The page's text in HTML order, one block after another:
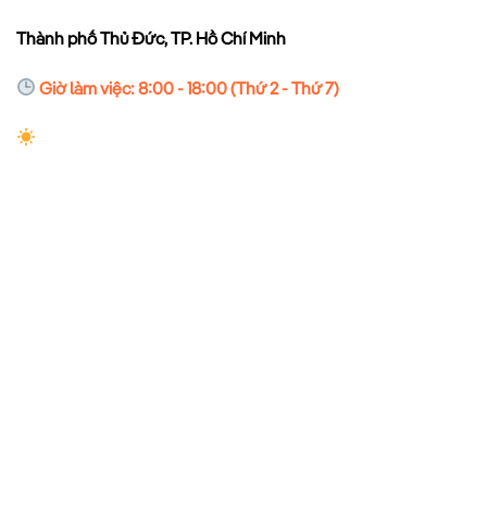
Thành phố Thủ Đức, TP. Hồ Chí Minh
Giờ làm việc: 8:00 - 18:00 (Thứ 2 - Thứ 7)